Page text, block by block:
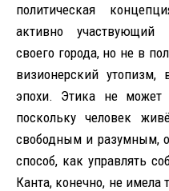
политическая
активно участвующий
своего города, но не в
визионерский утопизм,
эпохи. Этика не может
поскольку человек
свободным и разумным,
способ, как управлять
Канта, конечно, не имела